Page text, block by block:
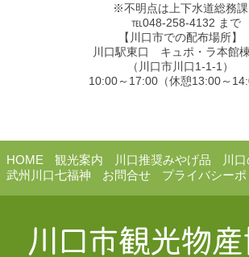
※不明点は上下水道総務課
℡048-258-4132 まで
【川口市での配布場所】
川口駅東口 キュポ・ラ本館
（川口市川口1-1-1）
10:00～17:00（休憩13:00～
HOME 観光案内 川口推奨みやげ品 川
武州川口七福神
お問合せ プライバシー